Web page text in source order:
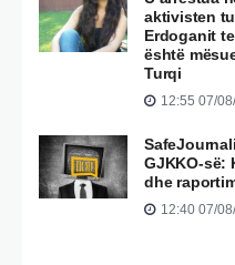
aktivisten
Erdoganit
është
Turqi
12:55 07/
GJKKO-së:
dhe
12:40 07/